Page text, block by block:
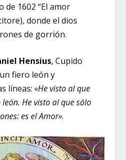
de 1602 “El amor
donde el dios
de gorrión.
Hensius, Cupido
fiero león y
líneas:«He visto al que
He visto al que sólo
es el Amor».